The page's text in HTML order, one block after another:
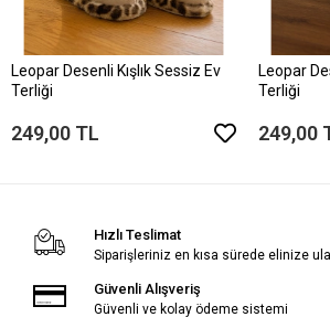
Leopar Desenli Kışlık Sessiz Ev
Terliği
249,00 TL
Leopar
Terliği
249,00
Hızlı Teslimat
Siparişleriniz en kısa sürede elinize
Güvenli Alışveriş
Güvenli ve kolay ödeme sistemi